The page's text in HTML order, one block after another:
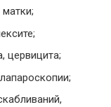
цервицита;